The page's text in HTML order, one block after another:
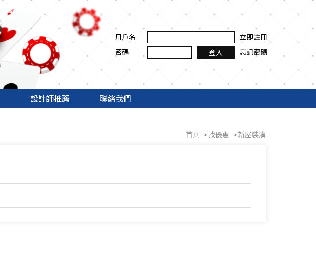
用戶名
立即註冊
密碼
登入 忘記密碼
設計師推薦 聯絡我們
首頁 找優惠 新屋裝潢